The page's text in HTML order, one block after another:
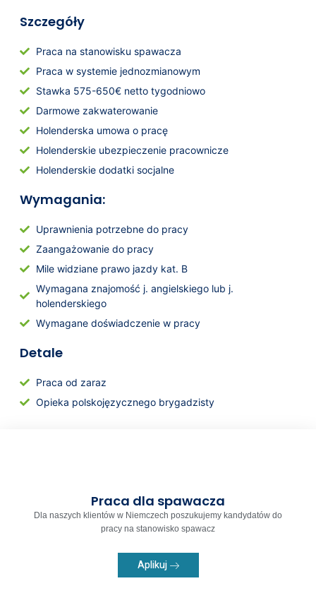
Szczegóły
Praca na stanowisku spawacza
Praca w systemie jednozmianowym
Stawka 575-650€ netto tygodniowo
Darmowe zakwaterowanie
Holenderska umowa o pracę
Holenderskie ubezpieczenie pracownicze
Holenderskie dodatki socjalne
Wymagania:
Uprawnienia potrzebne do pracy
Zaangażowanie do pracy
Mile widziane prawo jazdy kat. B
Wymagana znajomość j. angielskiego lub j.
holenderskiego
Wymagane doświadczenie w pracy
Detale
Praca od zaraz
Opieka polskojęzycznego brygadzisty
Praca dla spawacza
Dla naszych klientów w Niemczech poszukujemy kandydatów do
pracy na stanowisko spawacz
Aplikuj